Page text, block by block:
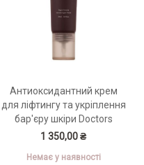
Антиоксидантний крем
для ліфтингу та укріплення
бар'єру шкіри Doctors
Phytocera Pro Antioxidant
1 350,00 ₴
Немає у наявності